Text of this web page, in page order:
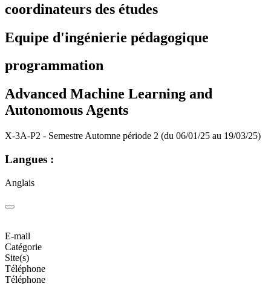
coordinateurs des études
Equipe d'ingénierie pédagogique
programmation
Advanced Machine Learning and
Autonomous Agents
X-3A-P2 - Semestre Automne période 2 (du 06/01/25 au 19/03/25)
Langues :
Anglais
E-mail
Catégorie
Site(s)
Téléphone
Téléphone